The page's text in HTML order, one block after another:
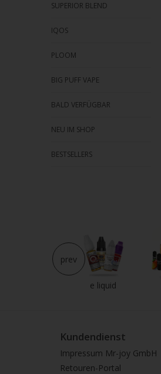
SUPERIOR BLEND
IQOS
PLOOM
BIG PUFF VAPE
BALD VERFÜGBAR
NEU IM SHOP
BESTSELLERS
e liquid
prev
Kundendienst
Impressum Mr-joy GmbH
Retouren-Portal